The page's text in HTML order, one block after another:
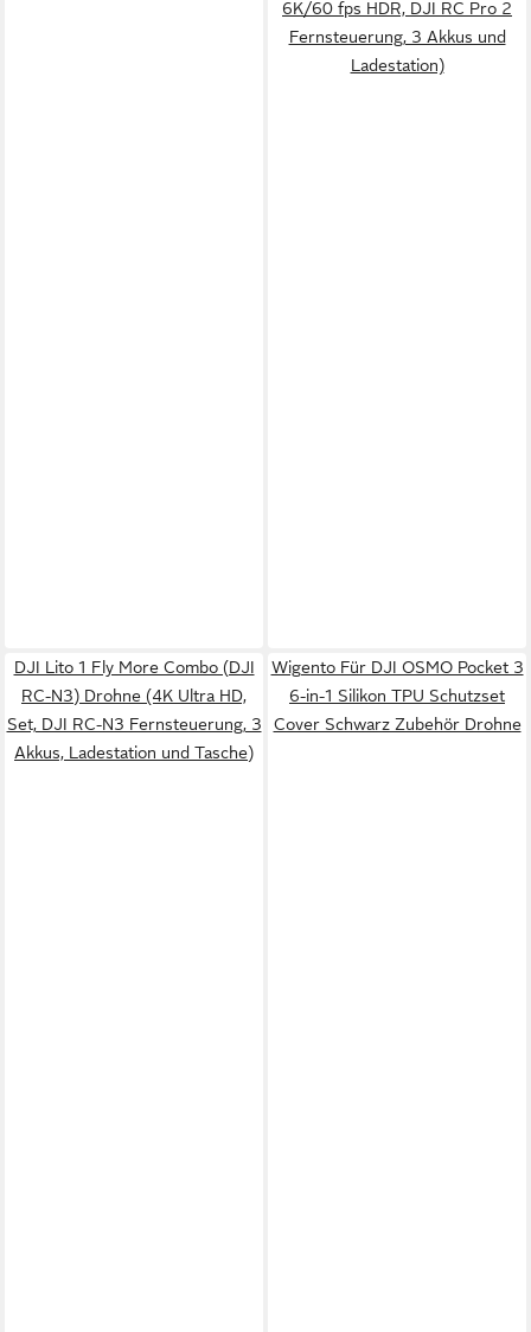
6K/60 fps HDR, DJI RC Pro 2
Fernsteuerung, 3 Akkus und
Ladestation)
DJI Lito 1 Fly More Combo (DJI
RC-N3) Drohne (4K Ultra HD,
Set, DJI RC-N3 Fernsteuerung, 3
Akkus, Ladestation und Tasche)
Wigento Für DJI OSMO Pocket 3
6-in-1 Silikon TPU Schutzset
Cover Schwarz Zubehör Drohne